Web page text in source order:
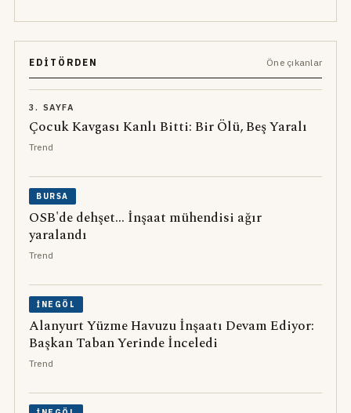
EDITÖRDEN Öne çıkanlar
3. SAYFA
Çocuk Kavgası Kanlı Bitti: Bir Ölü, Beş Yaralı
Trend
BURSA
OSB'de dehşet... İnşaat mühendisi ağır
yaralandı
Trend
İNEGÖL
Alanyurt Yüzme Havuzu İnşaatı Devam Ediyor:
Başkan Taban Yerinde İnceledi
Trend